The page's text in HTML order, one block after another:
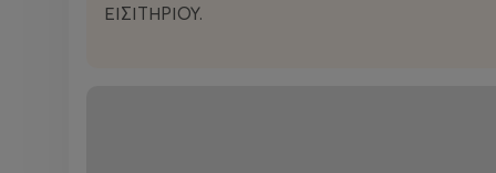
ΕΙΣΙΤΗΡΙΟΥ.